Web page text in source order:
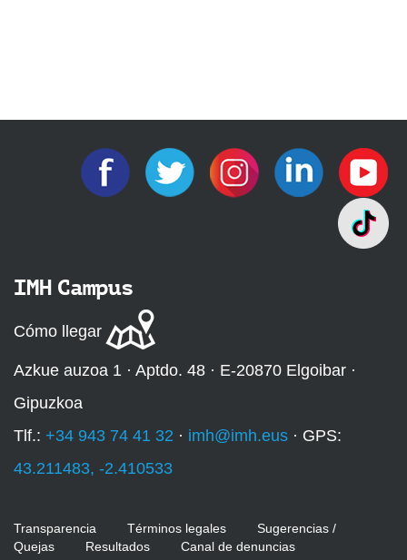
IMH Campus
Cómo llegar
Azkue auzoa 1 · Aptdo. 48 · E-20870 Elgoibar ·
Gipuzkoa
Tlf.: +34 943 74 41 32 · imh@imh.eus · GPS:
43.211483, -2.410533
Transparencia Términos legales
Sugerencias /
Quejas
Resultados Canal de denuncias